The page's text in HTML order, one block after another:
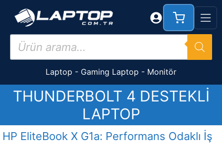
Products
search
Laptop - Gaming Laptop - Monitör
THUNDERBOLT 4 DESTEKLI
LAPTOP
HP EliteBook X G1a: Performans Odaklı İş